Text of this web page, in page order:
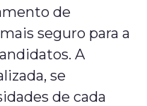
de
seguro para a
A
se
de cada